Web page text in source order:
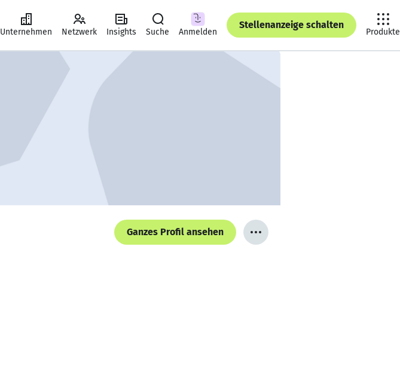
Unternehmen Netzwerk Insights Suche Anmelden
Stellenanzeige schalten
Produkte
Ganzes Profil ansehen